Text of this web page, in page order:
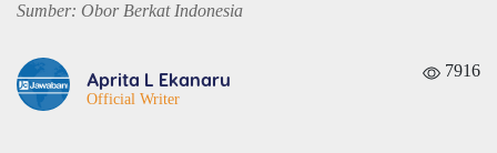
Sumber: Obor Berkat Indonesia
Aprita L Ekanaru
Official Writer
7916